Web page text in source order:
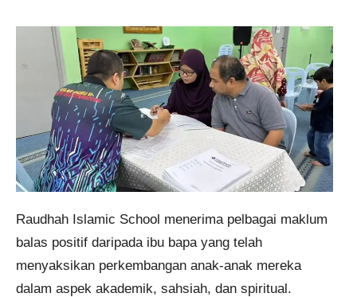
Raudhah Islamic School menerima pelbagai maklum
balas positif daripada ibu bapa yang telah
menyaksikan perkembangan anak-anak mereka
dalam aspek akademik, sahsiah, dan spiritual.